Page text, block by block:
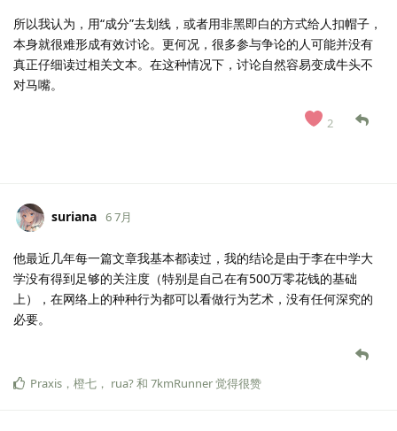
所以我认为，用“成分”去划线，或者用非黑即白的方式给人扣帽子，
本身就很难形成有效讨论。更何况，很多参与争论的人可能并没有
真正仔细读过相关文本。在这种情况下，讨论自然容易变成牛头不
对马嘴。
2
suriana 6 7月
他最近几年每一篇文章我基本都读过，我的结论是由于李在中学大
学没有得到足够的关注度（特别是自己在有500万零花钱的基础
上），在网络上的种种行为都可以看做行为艺术，没有任何深究的
必要。
Praxis ， 橙七 ， rua?和 7kmRunner觉得很赞